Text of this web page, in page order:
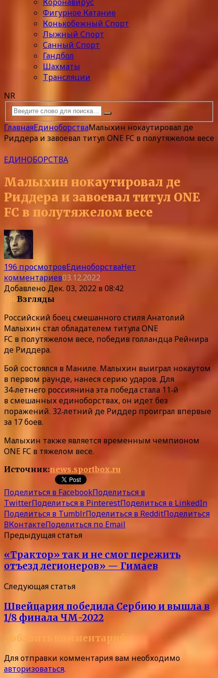
Фигурное Катание
Конькобежный Спорт
Лыжный Спорт
Санный Спорт
Гандбол
Шахматы
Трансляции
NR
ГлавнаяЕдиноборстваМалыхин нокаутировал де
Риддера и завоевал титул ONE FC в полутяжелом весе
ЕДИНОБОРСТВА
Малыхин нокаутировал де
Риддера и завоевал титул ONE
FC в полутяжелом весе
196 просмотровЕдиноборстваНет
комментариев03.12.2022
ДобавленоДек. 03, 2022 в 08:42
196Взгляды
Российский боец смешанного стиля Анатолий
Малыхин стал обладателем титула ONE
FC в полутяжелом весе, победив голландца Рейнира
де Риддера.
Бой состоялся в Маниле. Малыхин выиграл нокаутом
в первом раунде, нанеся серию ударов. Для
34‑летнего россиянина эта победа стала 11‑й
в смешанных единоборствах, он идет без
поражений. 32‑летний де Риддер проиграл впервые
за 17 боев.
Малыхин также является временным чемпионом
ONE FC в тяжелом весе.
Источник:news.sportbox.ru
Поделиться в FacebookПоделиться в
TwitterПоделиться в PinterestПоделиться в LinkedIn
Поделиться в TumblrПоделиться в RedditПоделиться
ВКонтактеПоделиться по Email
Предыдущая статья
«Трактор» так и не смог пережить
отъезд легионеров» — Гимаев
Следующая статья
Швейцария победила Сербию и вышла в
1/8 финала ЧМ-2022
Добавить комментарий
Для отправки комментария вам необходимо
авторизоваться.